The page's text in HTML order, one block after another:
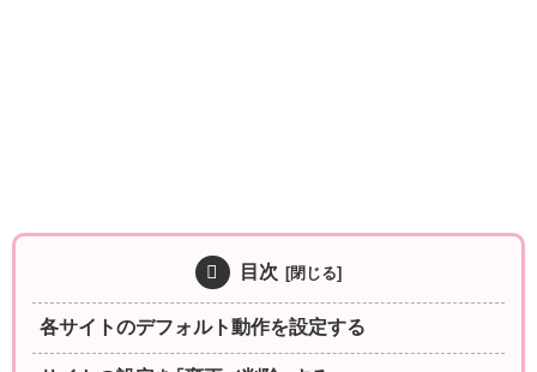
目次
各サイトのデフォルト動作を設定する